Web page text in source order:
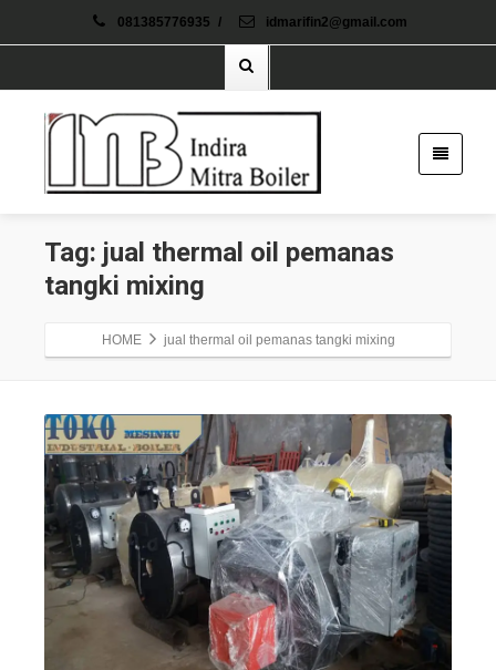
081385776935 / idmarifin2@gmail.com
Tag: jual thermal oil pemanas
tangki mixing
HOME jual thermal oil pemanas tangki mixing